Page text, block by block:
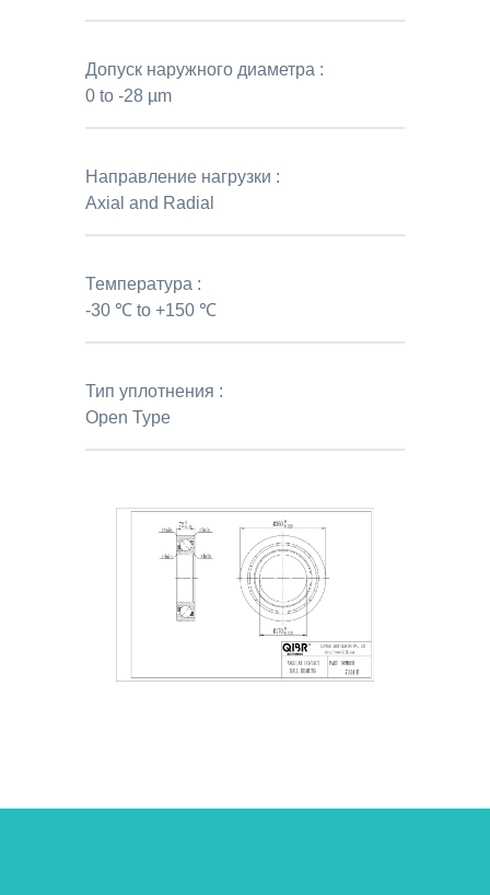
Допуск наружного диаметра :
0 to -28 µm
Направление нагрузки :
Axial and Radial
Температура :
-30 ℃ to +150 ℃
Тип уплотнения :
Open Type